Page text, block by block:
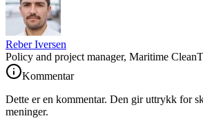
Reber Iversen
Policy and project manager, Maritime
Kommentar
Dette er en kommentar. Den gir uttrykk for
meninger.